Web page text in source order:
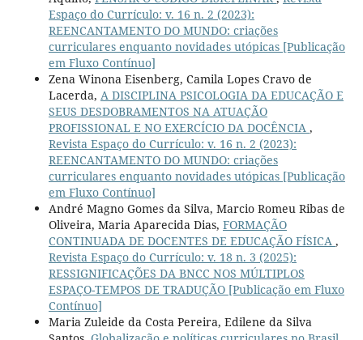
Espaço do Currículo: v. 16 n. 2 (2023):
REENCANTAMENTO DO MUNDO: criações
curriculares enquanto novidades utópicas [Publicação
em Fluxo Contínuo]
Zena Winona Eisenberg, Camila Lopes Cravo de
Lacerda, A DISCIPLINA PSICOLOGIA DA EDUCAÇÃO E
SEUS DESDOBRAMENTOS NA ATUAÇÃO
PROFISSIONAL E NO EXERCÍCIO DA DOCÊNCIA ,
Revista Espaço do Currículo: v. 16 n. 2 (2023):
REENCANTAMENTO DO MUNDO: criações
curriculares enquanto novidades utópicas [Publicação
em Fluxo Contínuo]
André Magno Gomes da Silva, Marcio Romeu Ribas de
Oliveira, Maria Aparecida Dias, FORMAÇÃO
CONTINUADA DE DOCENTES DE EDUCAÇÃO FÍSICA ,
Revista Espaço do Currículo: v. 18 n. 3 (2025):
RESSIGNIFICAÇÕES DA BNCC NOS MÚLTIPLOS
ESPAÇO-TEMPOS DE TRADUÇÃO [Publicação em Fluxo
Contínuo]
Maria Zuleide da Costa Pereira, Edilene da Silva